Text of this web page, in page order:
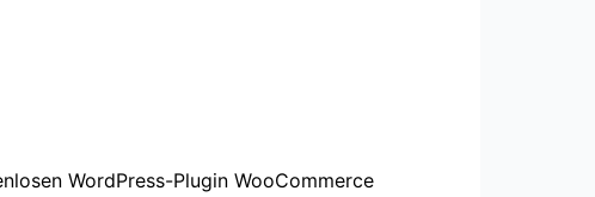
WordPress-Plugin WooCommerce